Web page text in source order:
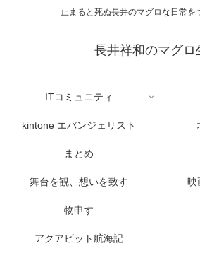
止まると死ぬ長井のマグロな日常を
長井祥和のマグロ
ITコミュニティ
kintone エバンジェリスト
まとめ
舞台を観、想いを致す 映
物申す
アクアビット航海記